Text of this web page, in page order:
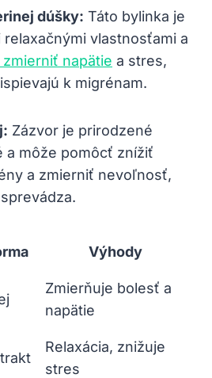
dúšky: Táto bylinka je​
relaxačnými vlastnosťami a
napätie a stres,
k migrénam.
Zázvor⁣ je prirodzené
a môže‍ pomôcť znížiť
a zmierniť nevoľnosť,
Výhody
Zmierňuje bolesť a
⁤napätie
Relaxácia, znižuje
stres